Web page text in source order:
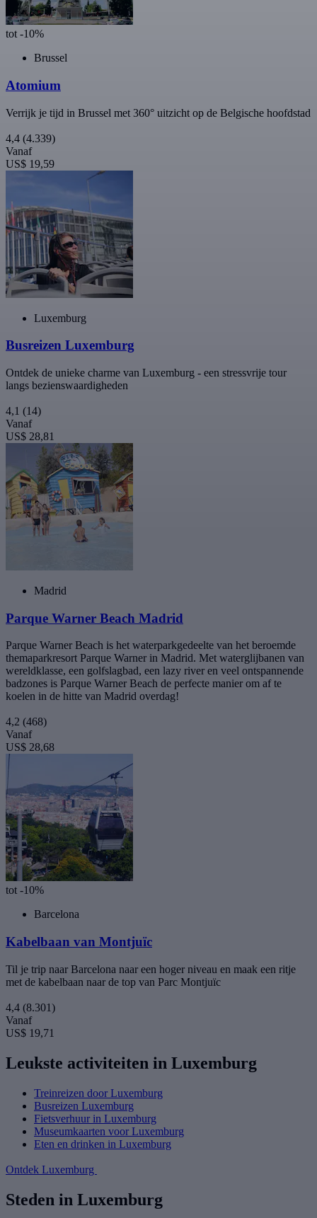
tot -10%
Brussel
Atomium
Verrijk je tijd in Brussel met 360° uitzicht op de Belgische hoofdstad
4,4 (4.339)
Vanaf
US$ 19,59
Luxemburg
Busreizen Luxemburg
Ontdek de unieke charme van Luxemburg - een stressvrije tour
langs bezienswaardigheden
4,1 (14)
Vanaf
US$ 28,81
Madrid
Parque Warner Beach Madrid
Parque Warner Beach is het waterparkgedeelte van het beroemde
themaparkresort Parque Warner in Madrid. Met waterglijbanen van
wereldklasse, een golfslagbad, een lazy river en veel ontspannende
badzones is Parque Warner Beach de perfecte manier om af te
koelen in de hitte van Madrid overdag!
4,2 (468)
Vanaf
US$ 28,68
tot -10%
Barcelona
Kabelbaan van Montjuïc
Til je trip naar Barcelona naar een hoger niveau en maak een ritje
met de kabelbaan naar de top van Parc Montjuïc
4,4 (8.301)
Vanaf
US$ 19,71
Leukste activiteiten in Luxemburg
Treinreizen door Luxemburg
Busreizen Luxemburg
Fietsverhuur in Luxemburg
Museumkaarten voor Luxemburg
Eten en drinken in Luxemburg
Ontdek Luxemburg
Steden in Luxemburg